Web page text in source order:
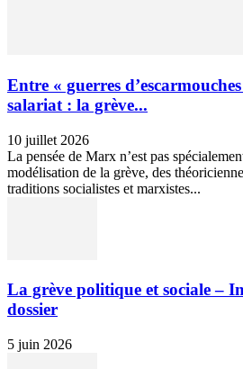
Entre « guerres
salariat : la grève...
10 juillet 2026
La pensée de Marx n’est pas
modélisation de la grève, des
traditions socialistes et marxistes...
La grève politique et sociale –
dossier
5 juin 2026